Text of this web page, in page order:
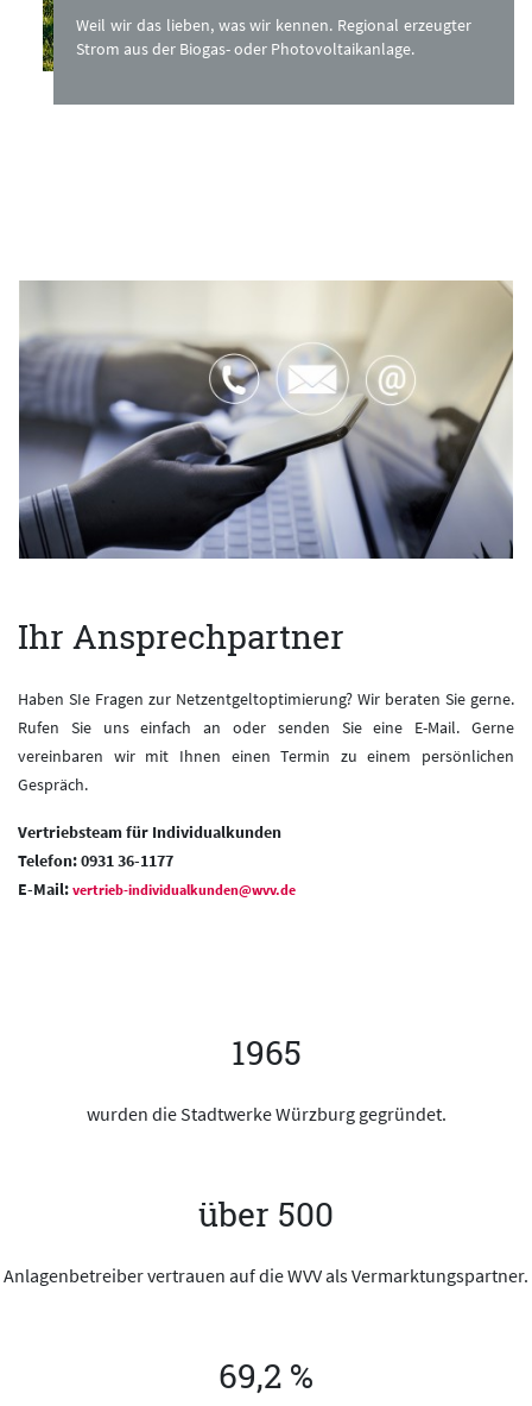
Weil wir das lieben, was wir kennen. Regional erzeugter
Strom aus der Biogas- oder Photovoltaikanlage.
Ihr Ansprechpartner
Haben SIe Fragen zur Netzentgeltoptimierung? Wir beraten Sie gerne.
Rufen Sie uns einfach an oder senden Sie eine E-Mail. Gerne
vereinbaren wir mit Ihnen einen Termin zu einem persönlichen
Gespräch.
Vertriebsteam für Individualkunden
Telefon: 0931 36-1177
E-Mail: vertrieb-individualkunden@wvv.de
1965
wurden die Stadtwerke Würzburg gegründet.
über 500
Anlagenbetreiber vertrauen auf die WVV als Vermarktungspartner.
69,2 %